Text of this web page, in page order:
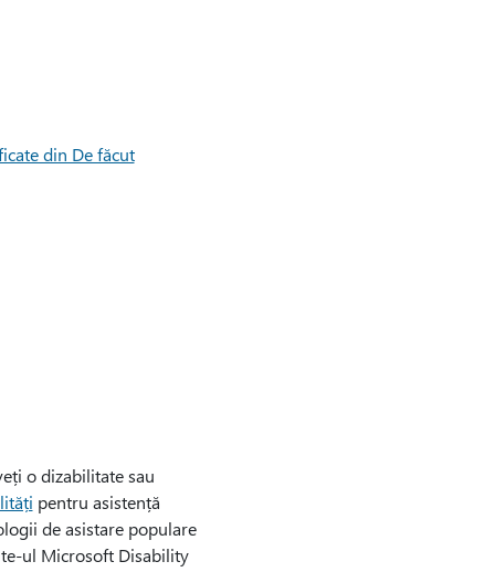
din De făcut
o dizabilitate sau
pentru asistență
de asistare populare
ul Microsoft Disability